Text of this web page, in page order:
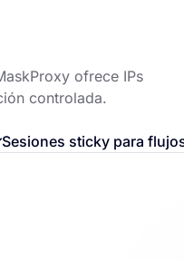
ofrece IPs
controlada.
Sesiones sticky para